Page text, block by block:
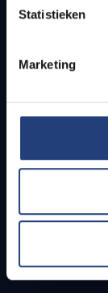
Statistieken
Marketing
PhD-